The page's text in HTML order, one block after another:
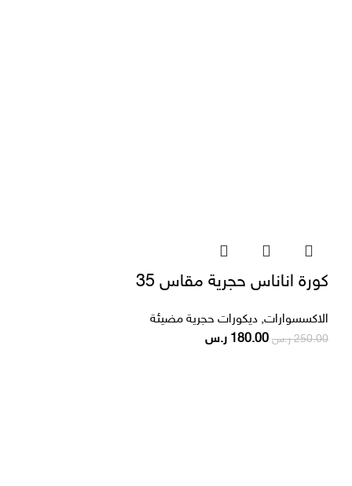
كورة اناناس حجرية مقاس 35
الاكسسوارات, ديكورات حجرية مضيئة
250.00 ر.س 180.00 ر.س